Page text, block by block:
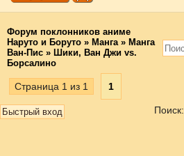
Форум поклонников аниме
Наруто и Боруто » Манга » Манга
Ван-Пис » Шики, Ван Джи vs.
Борсалино
Страница 1 из 1 1
Поиск: